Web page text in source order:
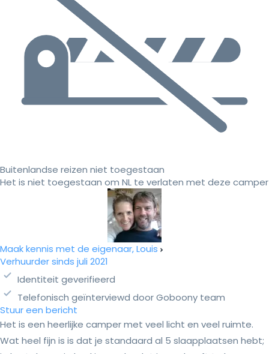
Buitenlandse reizen niet toegestaan
Het is niet toegestaan om NL te verlaten met deze camper
Maak kennis met de eigenaar, Louis
Verhuurder sinds juli 2021
Identiteit geverifieerd
Telefonisch geïnterviewd door Goboony team
Stuur een bericht
Het is een heerlijke camper met veel licht en veel ruimte.
Wat heel fijn is is dat je standaard al 5 slaapplaatsen hebt;